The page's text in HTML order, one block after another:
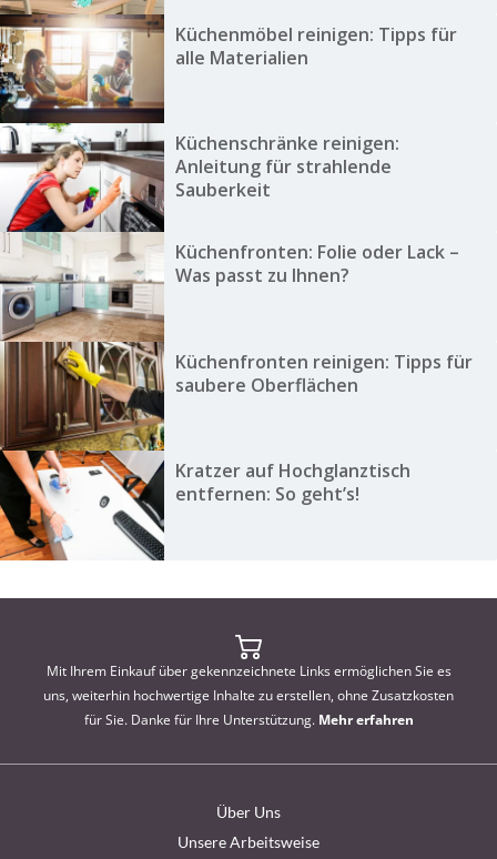
Küchenmöbel reinigen: Tipps für
alle Materialien
Küchenschränke reinigen:
Anleitung für strahlende
Sauberkeit
Küchenfronten: Folie oder Lack –
Was passt zu Ihnen?
Küchenfronten reinigen: Tipps für
saubere Oberflächen
Kratzer auf Hochglanztisch
entfernen: So geht’s!
Mit Ihrem Einkauf über gekennzeichnete Links ermöglichen Sie es
uns, weiterhin hochwertige Inhalte zu erstellen, ohne Zusatzkosten
für Sie. Danke für Ihre Unterstützung. Mehr erfahren
Über Uns
Unsere Arbeitsweise